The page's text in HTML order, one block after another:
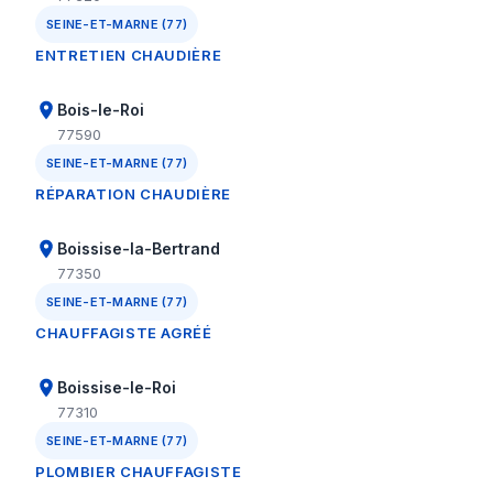
SEINE-ET-MARNE (77)
ENTRETIEN CHAUDIÈRE
Bois-le-Roi
77590
SEINE-ET-MARNE (77)
RÉPARATION CHAUDIÈRE
Boissise-la-Bertrand
77350
SEINE-ET-MARNE (77)
CHAUFFAGISTE AGRÉÉ
Boissise-le-Roi
77310
SEINE-ET-MARNE (77)
PLOMBIER CHAUFFAGISTE